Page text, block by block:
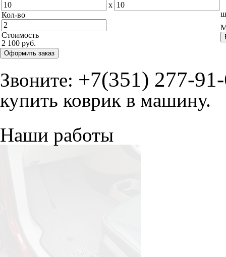
x
Кол-во
Стоимость
2 100 руб.
Оформить заказ
Звоните: +7(351) 277-
купить коврик в машину.
Наши работы